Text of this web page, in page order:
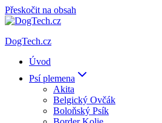
Přeskočit na obsah
DogTech.cz
Úvod
Psí plemena
Akita
Belgický Ovčák
Boloňský Psík